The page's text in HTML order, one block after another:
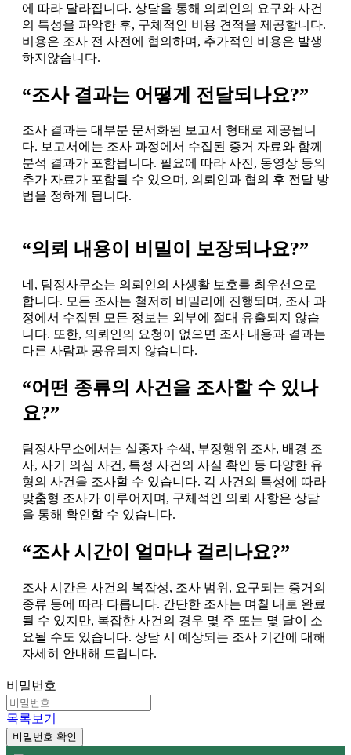
에 따라 달라집니다. 상담을 통해 의뢰인의 요구와 사건
의 특성을 파악한 후, 구체적인 비용 견적을 제공합니다.
비용은 조사 전 사전에 협의하며, 추가적인 비용은 발생
하지않습니다.
“조사 결과는 어떻게 전달되나요?”
조사 결과는 대부분 문서화된 보고서 형태로 제공됩니
다. 보고서에는 조사 과정에서 수집된 증거 자료와 함께
분석 결과가 포함됩니다. 필요에 따라 사진, 동영상 등의
추가 자료가 포함될 수 있으며, 의뢰인과 협의 후 전달 방
법을 정하게 됩니다.
“의뢰 내용이 비밀이 보장되나요?”
네, 탐정사무소는 의뢰인의 사생활 보호를 최우선으로
합니다. 모든 조사는 철저히 비밀리에 진행되며, 조사 과
정에서 수집된 모든 정보는 외부에 절대 유출되지 않습
니다. 또한, 의뢰인의 요청이 없으면 조사 내용과 결과는
다른 사람과 공유되지 않습니다.
“어떤 종류의 사건을 조사할 수 있나
요?”
탐정사무소에서는 실종자 수색, 부정행위 조사, 배경 조
사, 사기 의심 사건, 특정 사건의 사실 확인 등 다양한 유
형의 사건을 조사할 수 있습니다. 각 사건의 특성에 따라
맞춤형 조사가 이루어지며, 구체적인 의뢰 사항은 상담
을 통해 확인할 수 있습니다.
“조사 시간이 얼마나 걸리나요?”
조사 시간은 사건의 복잡성, 조사 범위, 요구되는 증거의
종류 등에 따라 다릅니다. 간단한 조사는 며칠 내로 완료
될 수 있지만, 복잡한 사건의 경우 몇 주 또는 몇 달이 소
요될 수도 있습니다. 상담 시 예상되는 조사 기간에 대해
자세히 안내해 드립니다.
비밀번호
목록보기
비밀번호 확인